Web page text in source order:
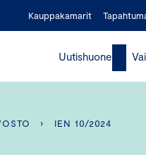
Kauppakamarit
Uutishuone
› IEN 10/2024